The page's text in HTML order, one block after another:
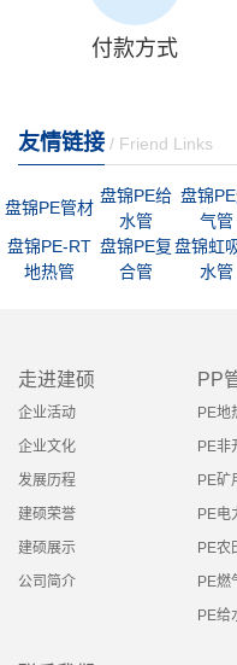
付款方式
友情链接 / Friend Links
盘锦PE管材
盘锦PE给
水管
盘锦
气管
盘锦PE-RT
地热管
盘锦PE复
合管
盘锦虹
水管
走进建硕
企业活动
企业文化
发展历程
建硕荣誉
建硕展示
公司简介
PP
PE地
PE非
PE矿
PE电
PE农
PE燃
PE给